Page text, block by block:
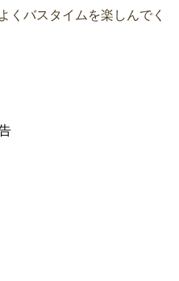
くバスタイムを楽しんでく